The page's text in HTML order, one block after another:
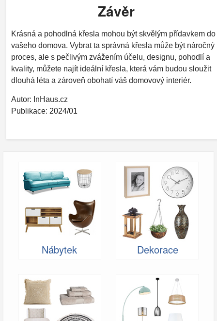
Závěr
Krásná a pohodlná křesla mohou být skvělým přídavkem do
vašeho domova. Vybrat ta správná křesla může být náročný
proces, ale s pečlivým zvážením účelu, designu, pohodlí a
kvality, můžete najít ideální křesla, která vám budou sloužit
dlouhá léta a zároveň obohatí váš domovový interiér.
Autor: InHaus.cz
Publikace: 2024/01
Nábytek Dekorace